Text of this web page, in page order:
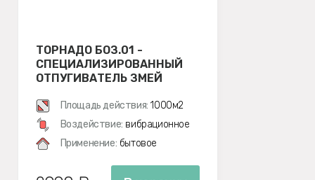
ТОРНАДО БОЗ.01 -
СПЕЦИАЛИЗИРОВАННЫЙ
ОТПУГИВАТЕЛЬ ЗМЕЙ
Площадь действия: 1000м2
Воздействие: вибрационное
Применение: бытовое